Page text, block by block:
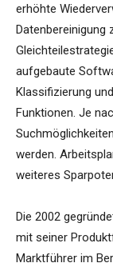
erhöhte
Datenbereinigung
aufgebaute
Klassifizierung
Funktionen. Je
werden.
weiteres
Die 2002
mit seiner
Marktführer im